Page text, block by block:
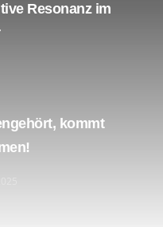
Resonanz im
kommt